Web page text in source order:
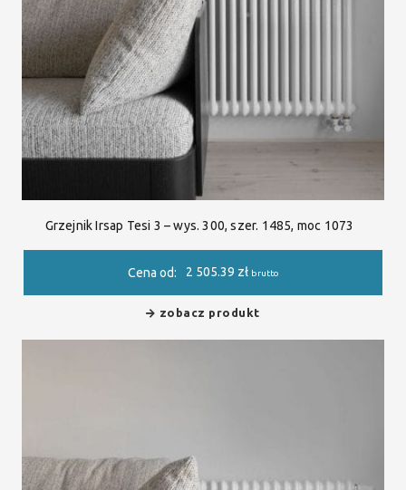
Grzejnik Irsap Tesi 3 – wys. 300, szer. 1485, moc 1073
Cena od: 2 505.39 zł brutto
zobacz produkt